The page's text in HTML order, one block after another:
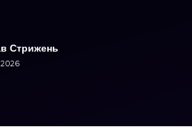
Стрижень